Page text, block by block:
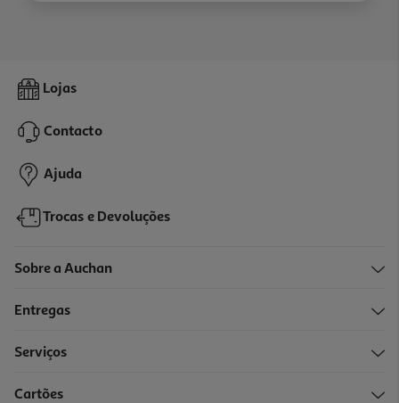
Lojas
Contacto
Ajuda
Trocas e Devoluções
Sobre a Auchan
Entregas
Serviços
Cartões